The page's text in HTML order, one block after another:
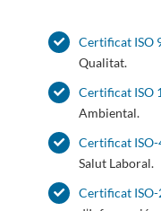
Certificat ISO
Qualitat.
Certificat ISO
Ambiental.
Certificat ISO-
Salut Laboral.
Certificat ISO-